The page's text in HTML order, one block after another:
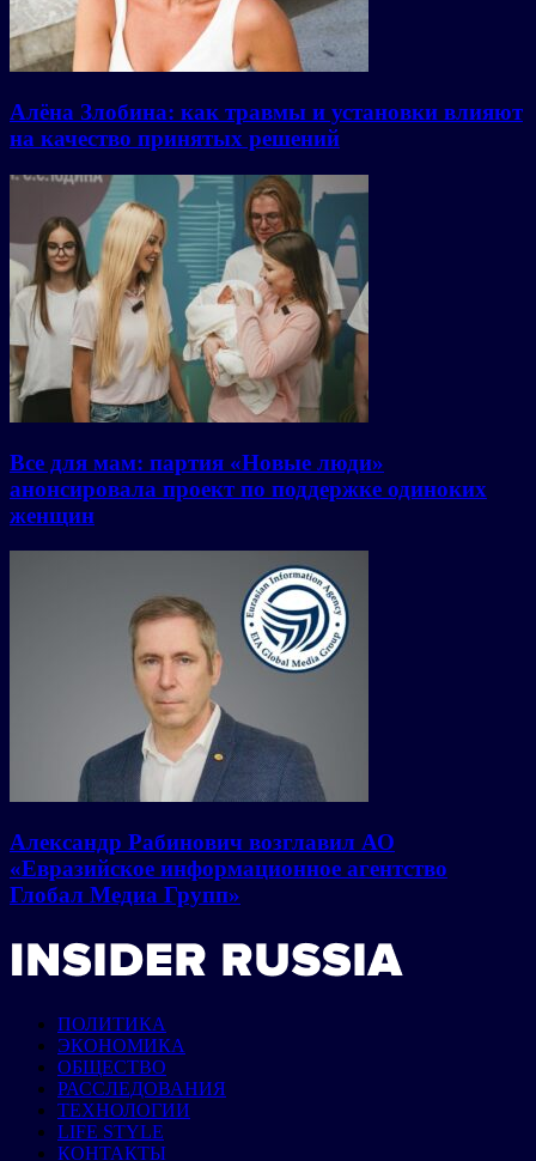
Алёна Злобина: как травмы и установки влияют
на качество принятых решений
Все для мам: партия «Новые люди»
анонсировала проект по поддержке одиноких
женщин
Александр Рабинович возглавил АО
«Евразийское информационное агентство
Глобал Медиа Групп»
ПОЛИТИКА
ЭКОНОМИКА
ОБЩЕСТВО
РАССЛЕДОВАНИЯ
ТЕХНОЛОГИИ
LIFE STYLE
КОНТАКТЫ